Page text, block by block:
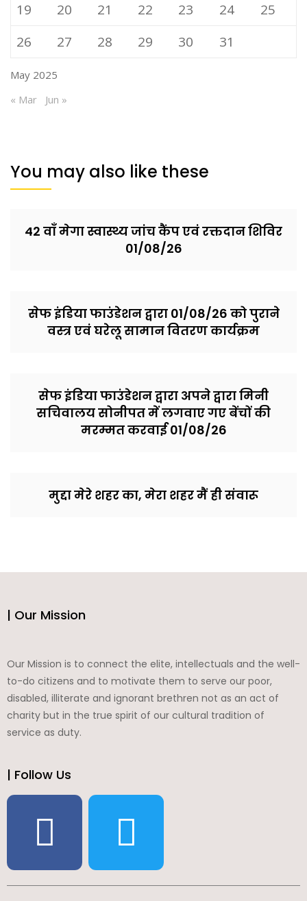
May 2025
19
20 21 22 23 24
25
26
27 28 29 30 31
« Mar Jun »
You may also like these
42 वाँ मेगा स्वास्थ्य जांच कैंप एवं रक्तदान शिविर
01/08/26
सेफ इंडिया फाउंडेशन द्वारा 01/08/26 को पुराने
वस्त्र एवं घरेलू सामान वितरण कार्यक्रम
सेफ इंडिया फाउंडेशन द्वारा अपने द्वारा मिनी
सचिवालय सोनीपत में लगवाए गए बेंचों की
मरम्मत करवाई 01/08/26
मुद्दा मेरे शहर का, मेरा शहर मैं ही संवारू
| Our Mission
Our Mission is to connect the elite, intellectuals and the well-
to-do citizens and to motivate them to serve our poor,
disabled, illiterate and ignorant brethren not as an act of
charity but in the true spirit of our cultural tradition of
service as duty.
| Follow Us